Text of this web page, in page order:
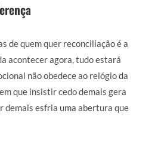
de quem quer reconciliação é a
acontecer agora, tudo estará
não obedece ao relógio da
que insistir cedo demais gera
demais esfria uma abertura que